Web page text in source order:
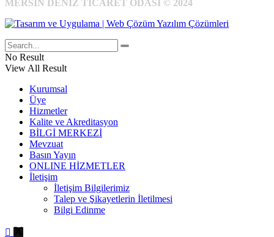
MERSİN DENİZ TİCARET ODASI © 2024
No Result
View All Result
Kurumsal
Üye
Hizmetler
Kalite ve Akreditasyon
BİLGİ MERKEZİ
Mevzuat
Basın Yayın
ONLINE HİZMETLER
İletişim
İletişim Bilgilerimiz
Talep ve Şikayetlerin İletilmesi
Bilgi Edinme